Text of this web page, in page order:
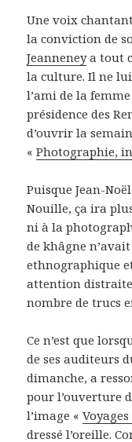
Une voix
la conviction de
Jeanneneya tout
la culture. Il ne
l’ami de la
présidence des
d’ouvrir la
«Photographie,
Puisque Jean-
Nouille, ça ira
ni à la
de khâgne
ethnographique
attention
nombre de trucs
Ce n’est que
de ses auditeurs
dimanche, a
pour l’ouverture
l’image «
dressé l’oreille.